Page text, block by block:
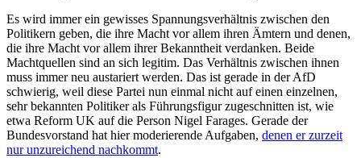
Es wird immer ein gewisses Spannungsverhältnis zwischen den
Politikern geben, die ihre Macht vor allem ihren Ämtern und denen,
die ihre Macht vor allem ihrer Bekanntheit verdanken. Beide
Machtquellen sind an sich legitim. Das Verhältnis zwischen ihnen
muss immer neu austariert werden. Das ist gerade in der AfD
schwierig, weil diese Partei nun einmal nicht auf einen einzelnen,
sehr bekannten Politiker als Führungsfigur zugeschnitten ist, wie
etwa Reform UK auf die Person Nigel Farages. Gerade der
Bundesvorstand hat hier moderierende Aufgaben, denen er zurzeit
nur unzureichend nachkommt.